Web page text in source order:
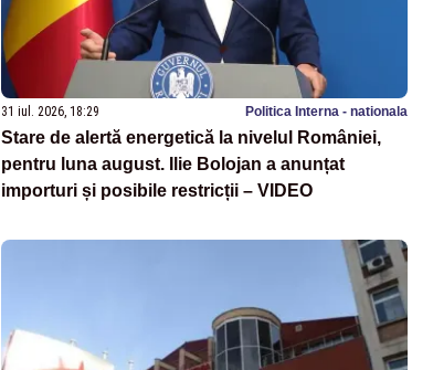
31 iul. 2026, 18:29 Politica Interna - nationala
Stare de alertă energetică la nivelul României,
pentru luna august. Ilie Bolojan a anunțat
importuri și posibile restricții – VIDEO